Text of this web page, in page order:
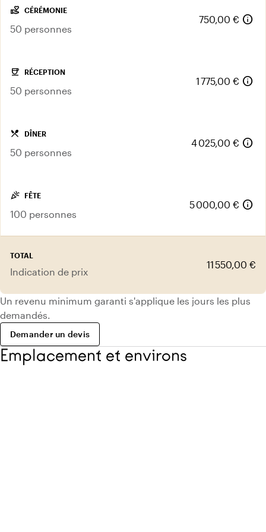
volunteer_activism CÉRÉMONIE
50 personnes
750,00 € info
coffee RÉCEPTION
50 personnes
1 775,00 € info
local_dining DÎNER
50 personnes
4 025,00 € info
celebration FÊTE
100 personnes
5 000,00 € info
TOTAL
Indication de prix
11 550,00 €
Un revenu minimum garanti s'applique les jours les plus
demandés.
Demander un devis
Emplacement et environs